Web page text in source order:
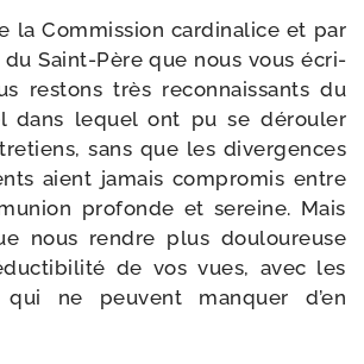
la Commission car­di­na­lice et par
du Saint-​Père que nous vous écri­
res­tons très recon­nais­sants du
dans lequel ont pu se dérou­ler
sans que les diver­gences
aient jamais com­pro­mis entre
pro­fonde et sereine. Mais
nous rendre plus dou­lou­reuse
de vos vues, avec les
qui ne peuvent man­quer d’en